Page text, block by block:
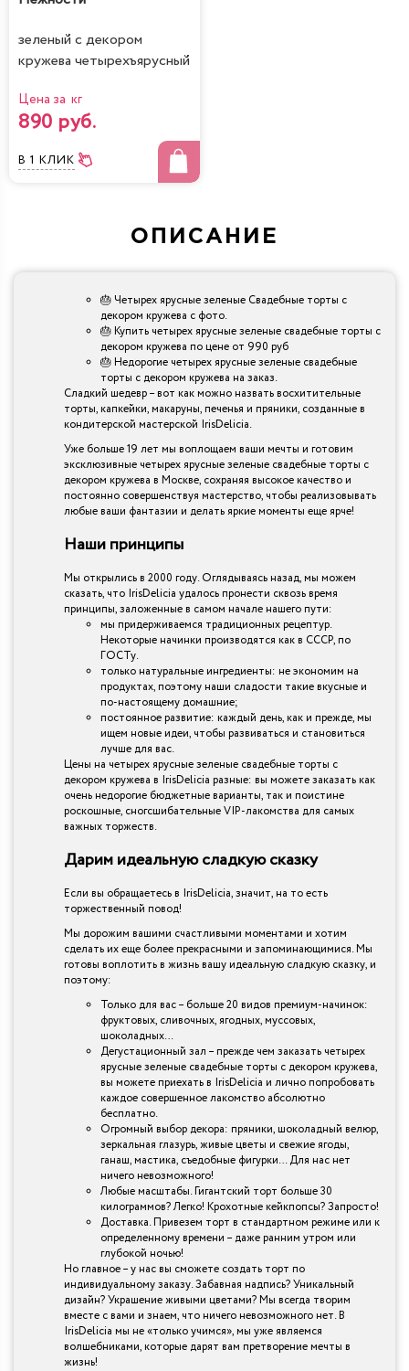
зеленый с декором
кружева четырехъярусный
Цена за кг
890 руб.
В 1 КЛИК
ОПИСАНИЕ
🎂 Четырех ярусные зеленые Свадебные торты с
декором кружева с фото.
🎂 Купить четырех ярусные зеленые свадебные торты с
декором кружева по цене от 990 руб
🎂 Недорогие четырех ярусные зеленые свадебные
торты с декором кружева на заказ.
Сладкий шедевр – вот как можно назвать восхитительные
торты, капкейки, макаруны, печенья и пряники, созданные в
кондитерской мастерской IrisDelicia.
Уже больше 19 лет мы воплощаем ваши мечты и готовим
эксклюзивные четырех ярусные зеленые свадебные торты с
декором кружева в Москве, сохраняя высокое качество и
постоянно совершенствуя мастерство, чтобы реализовывать
любые ваши фантазии и делать яркие моменты еще ярче!
Наши принципы
Мы открылись в 2000 году. Оглядываясь назад, мы можем
сказать, что IrisDelicia удалось пронести сквозь время
принципы, заложенные в самом начале нашего пути:
мы придерживаемся традиционных рецептур.
Некоторые начинки производятся как в СССР, по
ГОСТу.
только натуральные ингредиенты: не экономим на
продуктах, поэтому наши сладости такие вкусные и
по-настоящему домашние;
постоянное развитие: каждый день, как и прежде, мы
ищем новые идеи, чтобы развиваться и становиться
лучше для вас.
Цены на четырех ярусные зеленые свадебные торты с
декором кружева в IrisDelicia разные: вы можете заказать как
очень недорогие бюджетные варианты, так и поистине
роскошные, сногсшибательные VIP-лакомства для самых
важных торжеств.
Дарим идеальную сладкую сказку
Если вы обращаетесь в IrisDelicia, значит, на то есть
торжественный повод!
Мы дорожим вашими счастливыми моментами и хотим
сделать их еще более прекрасными и запоминающимися. Мы
готовы воплотить в жизнь вашу идеальную сладкую сказку, и
поэтому:
Только для вас – больше 20 видов премиум-начинок:
фруктовых, сливочных, ягодных, муссовых,
шоколадных…
Дегустационный зал – прежде чем заказать четырех
ярусные зеленые свадебные торты с декором кружева,
вы можете приехать в IrisDelicia и лично попробовать
каждое совершенное лакомство абсолютно
бесплатно.
Огромный выбор декора: пряники, шоколадный велюр,
зеркальная глазурь, живые цветы и свежие ягоды,
ганаш, мастика, съедобные фигурки… Для нас нет
ничего невозможного!
Любые масштабы. Гигантский торт больше 30
килограммов? Легко! Крохотные кейкпопсы? Запросто!
Доставка. Привезем торт в стандартном режиме или к
определенному времени – даже ранним утром или
глубокой ночью!
Но главное – у нас вы сможете создать торт по
индивидуальному заказу. Забавная надпись? Уникальный
дизайн? Украшение живыми цветами? Мы всегда творим
вместе с вами и знаем, что ничего невозможного нет. В
IrisDelicia мы не «только учимся», мы уже являемся
волшебниками, которые дарят вам претворение мечты в
жизнь!